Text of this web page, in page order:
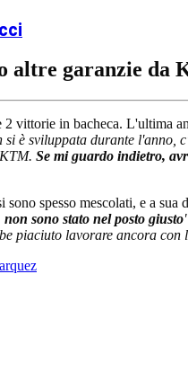
altre garanzie da
vittorie in bacheca.
si è sviluppata durante l'anno,
Se mi guardo indietro,
spesso mescolati, e a sua
sono stato nel posto giusto
piaciuto lavorare ancora con